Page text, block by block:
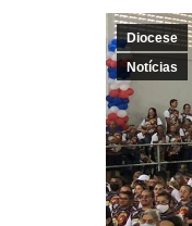
Diocese
Notícias